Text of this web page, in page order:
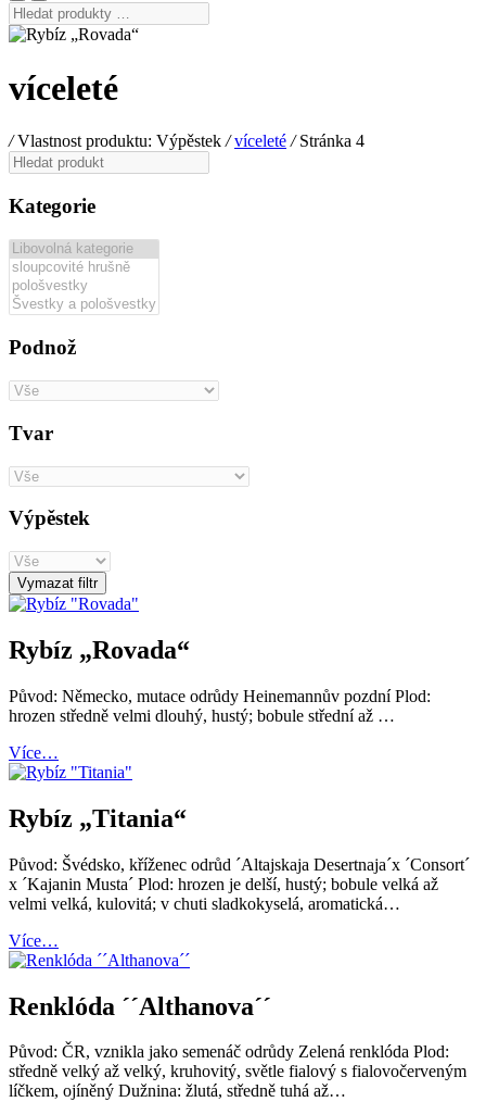
Hledat
produkty
víceleté
/Vlastnost produktu: Výpěstek / víceleté /Stránka 4
Hledat
produkt
Kategorie
Podnož
Tvar
Výpěstek
Vymazat filtr
Rybíz „Rovada“
Původ: Německo, mutace odrůdy Heinemannův pozdní Plod:
hrozen středně velmi dlouhý, hustý; bobule střední až …
Více…
Rybíz „Titania“
Původ: Švédsko, kříženec odrůd ´Altajskaja Desertnaja´x ´Consort´
x ´Kajanin Musta´ Plod: hrozen je delší, hustý; bobule velká až
velmi velká, kulovitá; v chuti sladkokyselá, aromatická…
Více…
Renklóda ´´Althanova´´
Původ: ČR, vznikla jako semenáč odrůdy Zelená renklóda Plod:
středně velký až velký, kruhovitý, světle fialový s fialovočerveným
líčkem, ojíněný Dužnina: žlutá, středně tuhá až…